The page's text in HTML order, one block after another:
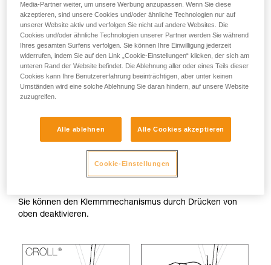
2. Handgriffe zum Deaktivieren der
Seilklemmen
Es ist wichtig, dass Sie die Sicherheitssperre Ihrer
Seilklemmen nicht vollständig öffnen.
Sie können den Klemmmechanismus durch Drücken von
oben deaktivieren.
Media-Partner weiter, um unsere Werbung anzupassen. Wenn Sie diese
akzeptieren, sind unsere Cookies und/oder ähnliche Technologien nur auf
unserer Website aktiv und verfolgen Sie nicht auf andere Websites. Die
Cookies und/oder ähnliche Technologien unserer Partner werden Sie während
Ihres gesamten Surfens verfolgen. Sie können Ihre Einwilligung jederzeit
widerrufen, indem Sie auf den Link „Cookie-Einstellungen“ klicken, der sich am
unteren Rand der Website befindet. Die Ablehnung aller oder eines Teils dieser
Cookies kann Ihre Benutzererfahrung beeinträchtigen, aber unter keinen
Umständen wird eine solche Ablehnung Sie daran hindern, auf unsere Website
zuzugreifen.
Alle ablehnen Alle Cookies akzeptieren
Cookie-Einstellungen